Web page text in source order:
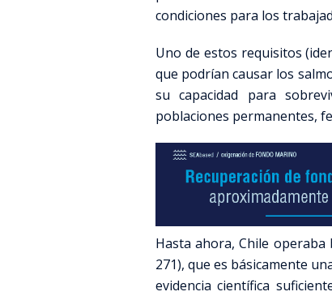
condiciones para los
Uno de estos requisitos
que podrían causar los
su capacidad para
poblaciones permanentes,
Hasta ahora, Chile operaba
271), que es básicamente
evidencia científica